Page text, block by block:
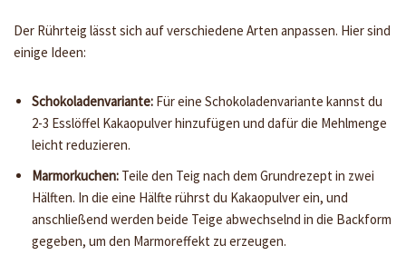
Der Rührteig lässt sich auf verschiedene Arten anpassen. Hier sind
einige Ideen:
Schokoladenvariante: Für eine Schokoladenvariante kannst du
2-3 Esslöffel Kakaopulver hinzufügen und dafür die Mehlmenge
leicht reduzieren.
Marmorkuchen: Teile den Teig nach dem Grundrezept in zwei
Hälften. In die eine Hälfte rührst du Kakaopulver ein, und
anschließend werden beide Teige abwechselnd in die Backform
gegeben, um den Marmoreffekt zu erzeugen.